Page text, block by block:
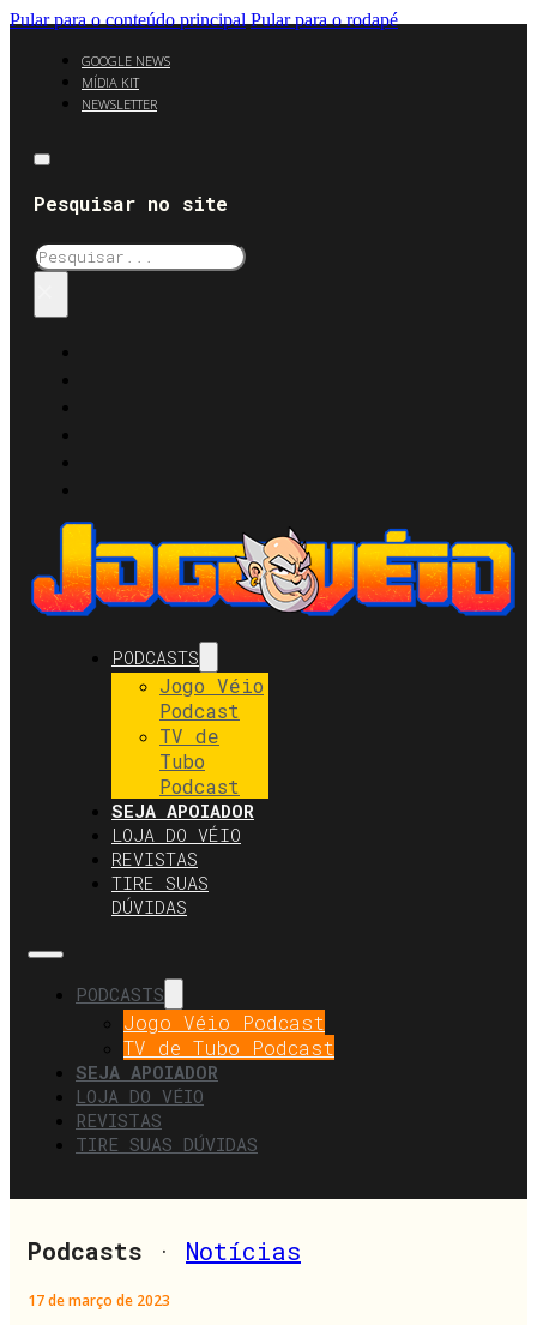
Pular para o conteúdo principal Pular para o rodapé
GOOGLE NEWS
MÍDIA KIT
NEWSLETTER
Pesquisar no site
Pesquisar
PODCASTS
Jogo Véio
Podcast
TV de
Tubo
Podcast
SEJA APOIADOR
LOJA DO VÉIO
REVISTAS
TIRE SUAS
DÚVIDAS
PODCASTS
Jogo Véio Podcast
TV de Tubo Podcast
SEJA APOIADOR
LOJA DO VÉIO
REVISTAS
TIRE SUAS DÚVIDAS
Podcasts · Notícias
17 de março de 2023